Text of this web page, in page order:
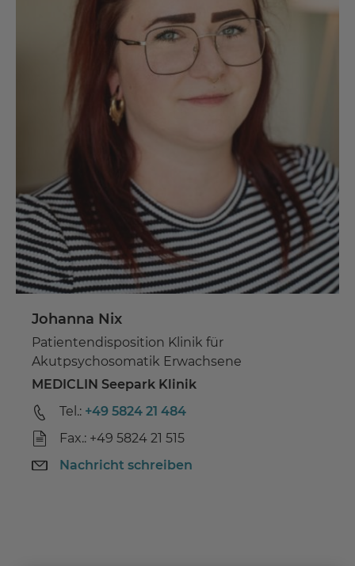
Johanna Nix
Patientendisposition Klinik für
Akutpsychosomatik Erwachsene
MEDICLIN Seepark Klinik
Tel.: +49 5824 21 484
Fax.: +49 5824 21 515
Nachricht schreiben